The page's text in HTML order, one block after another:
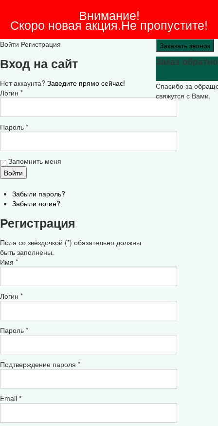
Внимание!
Скоро новая акция.Не пропустите!
Войти Регистрация
Вход на сайт
Нет аккаунта? Заведите прямо сейчас!
Логин *
Пароль *
Запомнить меня
Забыли пароль?
Забыли логин?
Регистрация
Поля со звёздочкой (*) обязательно должны
быть заполнены.
Имя *
Логин *
Пароль *
Подтверждение пароля *
Email *
Заказать звонок
Заказ
Спасибо за
свяжутся с Вами.